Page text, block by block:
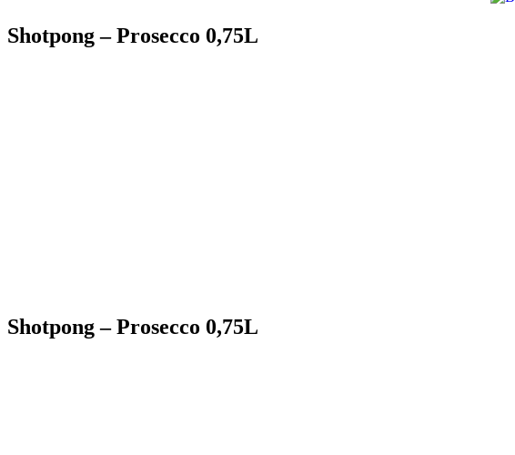
Shotpong – Prosecco 0,75L
Shotpong – Prosecco 0,75L